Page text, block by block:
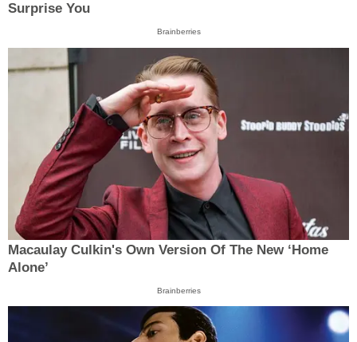
Surprise You
Brainberries
Macaulay Culkin's Own Version Of The New ‘Home
Alone’
Brainberries